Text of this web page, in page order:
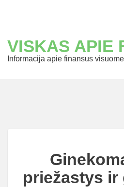
VISKAS APIE
Informacija apie finansus
priežastys ir